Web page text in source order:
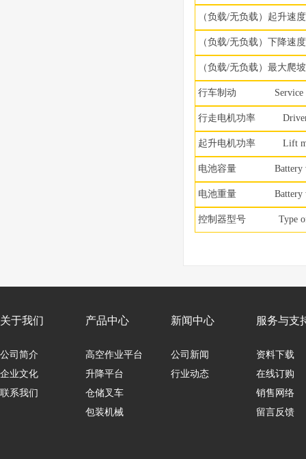
（负载/无负载）起升速度
（负载/无负载）下降速度
（负载/无负载）最大爬
行车制动 Service
行走电机功率 Driver
起升电机功率 Lift
电池容量 Battery
电池重量 Battery
控制器型号 Type of
关于我们
公司简介
企业文化
联系我们
产品中心
高空作业平台
升降平台
仓储叉车
包装机械
新闻中心
公司新闻
行业动态
服务与支
资料下载
在线订购
销售网络
留言反馈